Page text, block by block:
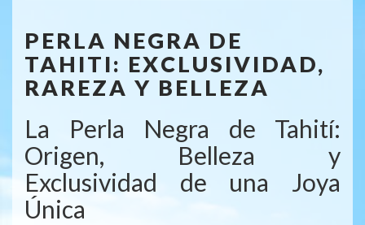
PERLA NEGRA DE
TAHITI: EXCLUSIVIDAD,
RAREZA Y BELLEZA
La Perla Negra de Tahití:
Origen, Belleza y
Exclusividad de una Joya
Única